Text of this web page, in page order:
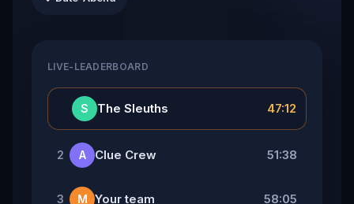
LIVE-LEADERBOARD
S The Sleuths 47:12
2 A Clue Crew 51:38
3 M Your team 58:05